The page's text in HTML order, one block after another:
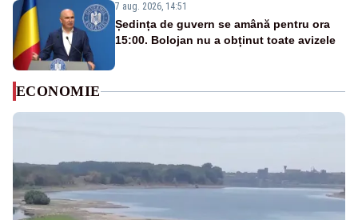
7 aug. 2026, 14:51
Ședința de guvern se amână pentru ora
15:00. Bolojan nu a obținut toate avizele
ECONOMIE